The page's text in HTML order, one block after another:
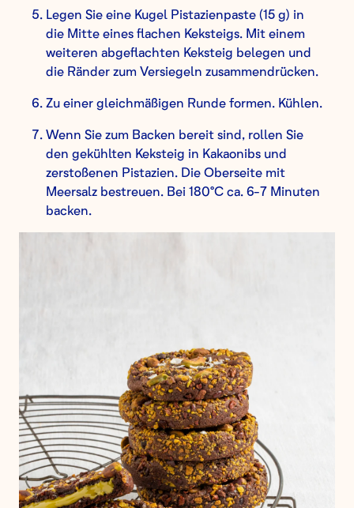
Legen Sie eine Kugel Pistazienpaste (15 g) in
die Mitte eines flachen Keksteigs. Mit einem
weiteren abgeflachten Keksteig belegen und
die Ränder zum Versiegeln zusammendrücken.
Zu einer gleichmäßigen Runde formen. Kühlen.
Wenn Sie zum Backen bereit sind, rollen Sie
den gekühlten Keksteig in Kakaonibs und
zerstoßenen Pistazien. Die Oberseite mit
Meersalz bestreuen. Bei 180°C ca. 6-7 Minuten
backen.